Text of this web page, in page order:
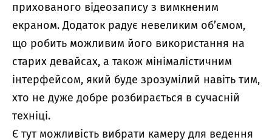
прихованого відеозапису з вимкненим
екраном. Додаток радує невеликим об’ємом,
що робить можливим його використання на
старих девайсах, а також мінімалістичним
інтерфейсом, який буде зрозумілий навіть тим,
хто не дуже добре розбирається в сучасній
техніці.
Є тут можливість вибрати камеру для ведення